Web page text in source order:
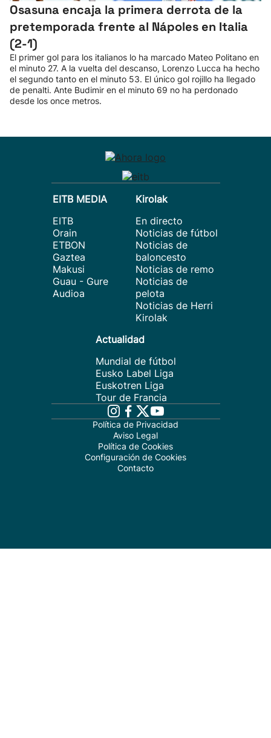
Osasuna encaja la primera derrota de la
pretemporada frente al Nápoles en Italia
(2-1)
El primer gol para los italianos lo ha marcado Mateo Politano en
el minuto 27. A la vuelta del descanso, Lorenzo Lucca ha hecho
el segundo tanto en el minuto 53. El único gol rojillo ha llegado
de penalti. Ante Budimir en el minuto 69 no ha perdonado
desde los once metros.
EITB MEDIA
EITB
Orain
ETBON
Gaztea
Makusi
Guau - Gure
Audioa
Kirolak
En directo
Noticias de fútbol
Noticias de
baloncesto
Noticias de remo
Noticias de
pelota
Noticias de Herri
Kirolak
Actualidad
Mundial de fútbol
Eusko Label Liga
Euskotren Liga
Tour de Francia
Política de Privacidad
Aviso Legal
Política de Cookies
Configuración de Cookies
Contacto